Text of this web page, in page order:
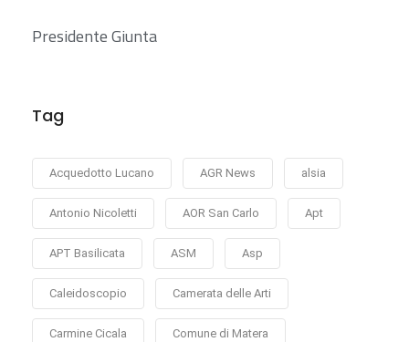
Presidente Giunta
Tag
Acquedotto Lucano AGR News alsia
Antonio Nicoletti AOR San Carlo Apt
APT Basilicata ASM Asp
Caleidoscopio Camerata delle Arti
Carmine Cicala Comune di Matera